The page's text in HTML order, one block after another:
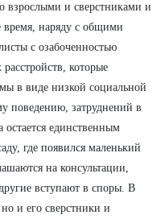
взрослыми и сверстниками и
время, наряду с общими
с озабоченностью
которые
в виде низкой социальной
поведению, затруднений в
единственным
где появился маленький
на консультации,
вступают в споры. В
но и его сверстники и